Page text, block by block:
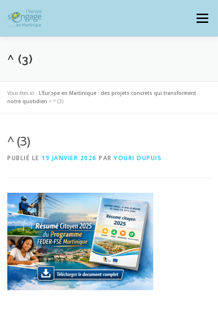
contenu
Menu
PROGRAMMES J’AI UN PROJET
SIGNALER UNE FRAUDE
^ (3)
Vous êtes ici : L’Europe en Martinique : des projets concrets qui transforment
notre quotidien > ^ (3)
^ (3)
PUBLIÉ LE 19 JANVIER 2026 PAR YOURI DUPUIS